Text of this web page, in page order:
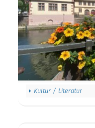
Kultur / Literatur